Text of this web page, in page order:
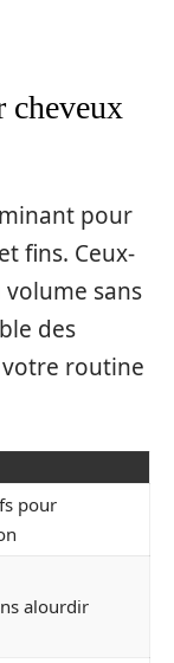
cheveux
pour
fins. Ceux-
sans
des
routine
pour
alourdir